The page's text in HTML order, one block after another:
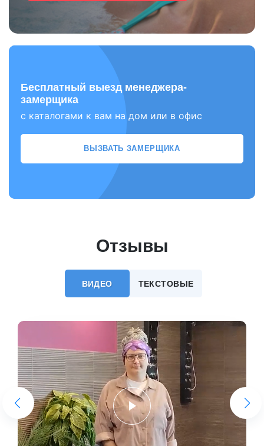
Бесплатный выезд менеджера-
замерщика
с каталогами к вам на дом или в офис
ВЫЗВАТЬ ЗАМЕРЩИКА
Отзывы
ВИДЕО ТЕКСТОВЫЕ